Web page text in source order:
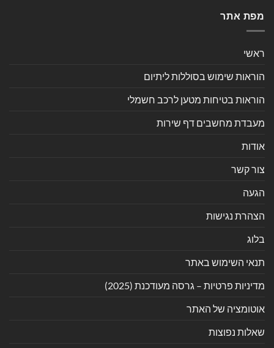
מפת אתר
ראשי
הוראות שימוש בסוללות ליתיום
הוראות בטיחות מטען לרכב חשמלי
מעבדת מחשבים דף שירות
אודות
צור קשר
הגעה
הצהרת נגישות
בלוג
תנאי השימוש באתר
מדיניות פרטיות – גרסה מעודכנת (2025)
אוטומציה של האתר
שאלות נפוצות